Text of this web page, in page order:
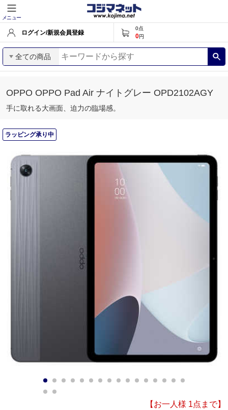
メニュー
ログイン/新規会員登録
0点
0円
全ての商品
OPPO OPPO Pad Air ナイトグレー OPD2102AGY
手に取れる大画面、迫力の臨場感。
ラッピング承り中
10 11 12 13 14 15
17
【お一人様 1点まで】